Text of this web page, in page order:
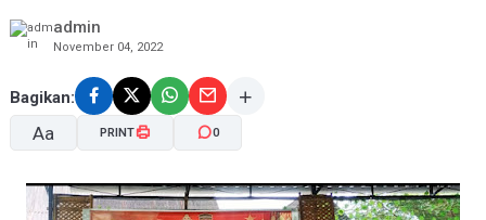
admin
November 04, 2022
Bagikan:
Aa PRINT 0